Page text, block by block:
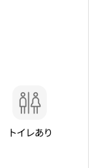
トイレあり